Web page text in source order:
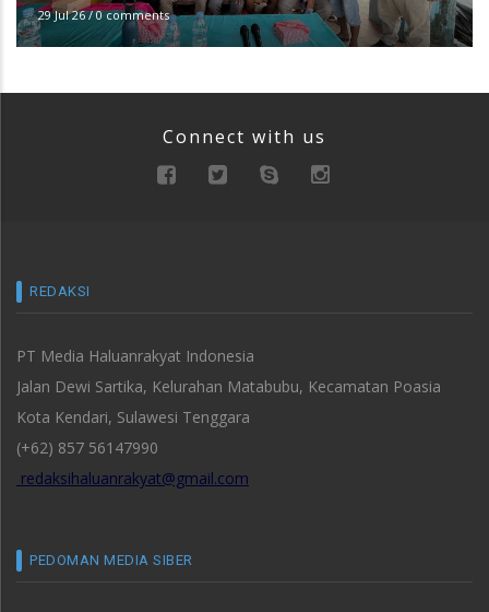
29 Jul 26/0 comments
Connect with us
REDAKSI
PT Media Haluanrakyat Indonesia
Jalan Dewi Sartika, Kelurahan Matabubu, Kecamatan Poasia
Kota Kendari, Sulawesi Tenggara
(+62) 857 56147990
redaksihaluanrakyat@gmail.com
PEDOMAN MEDIA SIBER